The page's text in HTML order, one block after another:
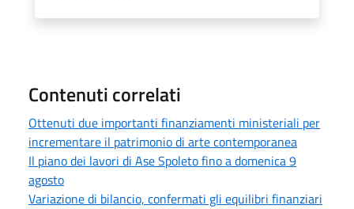
Contenuti correlati
Ottenuti due importanti finanziamenti ministeriali per
incrementare il patrimonio di arte contemporanea
Il piano dei lavori di Ase Spoleto fino a domenica 9
agosto
Variazione di bilancio, confermati gli equilibri finanziari